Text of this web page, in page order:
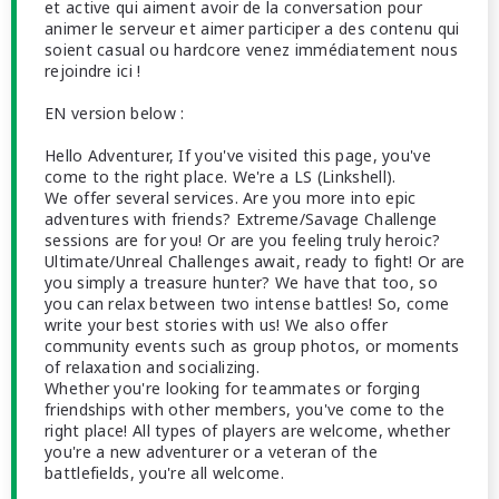
et active qui aiment avoir de la conversation pour
animer le serveur et aimer participer a des contenu qui
soient casual ou hardcore venez immédiatement nous
rejoindre ici !
EN version below :
Hello Adventurer, If you've visited this page, you've
come to the right place. We're a LS (Linkshell).
We offer several services. Are you more into epic
adventures with friends? Extreme/Savage Challenge
sessions are for you! Or are you feeling truly heroic?
Ultimate/Unreal Challenges await, ready to fight! Or are
you simply a treasure hunter? We have that too, so
you can relax between two intense battles! So, come
write your best stories with us! We also offer
community events such as group photos, or moments
of relaxation and socializing.
Whether you're looking for teammates or forging
friendships with other members, you've come to the
right place! All types of players are welcome, whether
you're a new adventurer or a veteran of the
battlefields, you're all welcome.